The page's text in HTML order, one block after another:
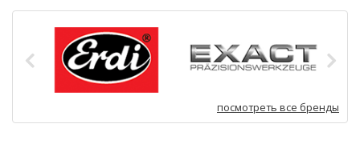
посмотреть все бренды